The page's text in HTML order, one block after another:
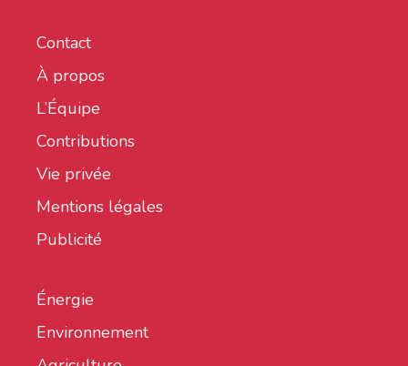
Contact
À propos
L’Équipe
Contributions
Vie privée
Mentions légales
Publicité
Énergie
Environnement